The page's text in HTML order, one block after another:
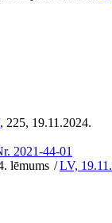
, 225, 19.11.2024.
2021-44-01
lēmums /LV,